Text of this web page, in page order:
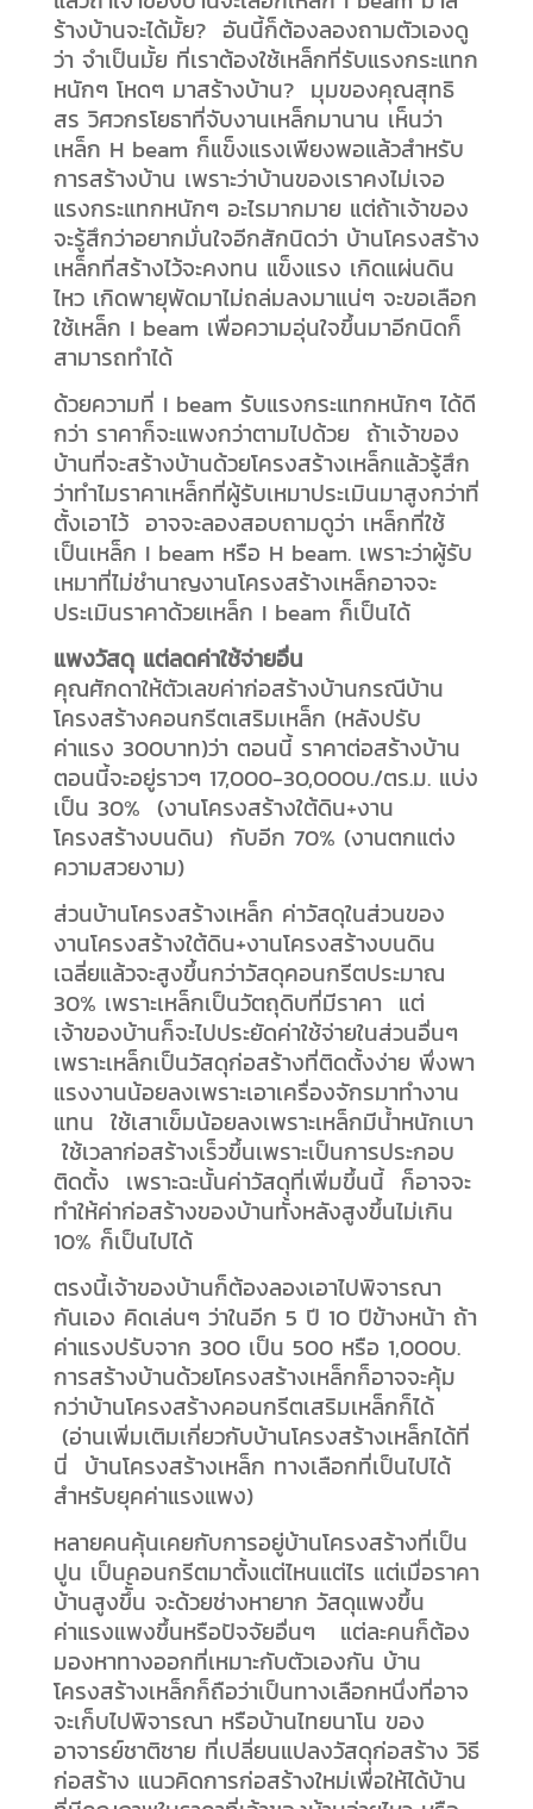
ร้างบ้านจะได้มั้ย? อันนี้ก็ต้องลองถามตัวเองดู
ว่า จำเป็นมั้ย ที่เราต้องใช้เหล็กที่รับแรงกระแทก
หนักๆ โหดๆ มาสร้างบ้าน? มุมของคุณสุทธิ
สร วิศวกรโยธาที่จับงานเหล็กมานาน เห็นว่า
เหล็ก H beam ก็แข็งแรงเพียงพอแล้วสำหรับ
การสร้างบ้าน เพราะว่าบ้านของเราคงไม่เจอ
แรงกระแทกหนักๆ อะไรมากมาย แต่ถ้าเจ้าของ
จะรู้สึกว่าอยากมั่นใจอีกสักนิดว่า บ้านโครงสร้าง
เหล็กที่สร้างไว้จะคงทน แข็งแรง เกิดแผ่นดิน
ไหว เกิดพายุพัดมาไม่ถล่มลงมาแน่ๆ จะขอเลือก
ใช้เหล็ก I beam เพื่อความอุ่นใจขึ้นมาอีกนิดก็
สามารถทำได้
ด้วยความที่ I beam รับแรงกระแทกหนักๆ ได้ดี
กว่า ราคาก็จะแพงกว่าตามไปด้วย ถ้าเจ้าของ
บ้านที่จะสร้างบ้านด้วยโครงสร้างเหล็กแล้วรู้สึก
ว่าทำไมราคาเหล็กที่ผู้รับเหมาประเมินมาสูงกว่าที่
ตั้งเอาไว้ อาจจะลองสอบถามดูว่า เหล็กที่ใช้
เป็นเหล็ก I beam หรือ H beam. เพราะว่าผู้รับ
เหมาที่ไม่ชำนาญงานโครงสร้างเหล็กอาจจะ
ประเมินราคาด้วยเหล็ก I beam ก็เป็นได้
แพงวัสดุ แต่ลดค่าใช้จ่ายอื่น
คุณศักดาให้ตัวเลขค่าก่อสร้างบ้านกรณีบ้าน
โครงสร้างคอนกรีตเสริมเหล็ก (หลังปรับ
ค่าแรง 300บาท)ว่า ตอนนี้ ราคาต่อสร้างบ้าน
ตอนนี้จะอยู่ราวๆ 17,000-30,000บ./ตร.ม. แบ่ง
เป็น 30% (งานโครงสร้างใต้ดิน+งาน
โครงสร้างบนดิน) กับอีก 70% (งานตกแต่ง
ความสวยงาม)
ส่วนบ้านโครงสร้างเหล็ก ค่าวัสดุในส่วนของ
งานโครงสร้างใต้ดิน+งานโครงสร้างบนดิน
เฉลี่ยแล้วจะสูงขึ้นกว่าวัสดุคอนกรีตประมาณ
30% เพราะเหล็กเป็นวัตถุดิบที่มีราคา แต่
เจ้าของบ้านก็จะไปประยัดค่าใช้จ่ายในส่วนอื่นๆ
เพราะเหล็กเป็นวัสดุก่อสร้างที่ติดตั้งง่าย พึ่งพา
แรงงานน้อยลงเพราะเอาเครื่องจักรมาทำงาน
แทน ใช้เสาเข็มน้อยลงเพราะเหล็กมีน้ำหนักเบา
ใช้เวลาก่อสร้างเร็วขึ้นเพราะเป็นการประกอบ
ติดตั้ง เพราะฉะนั้นค่าวัสดุที่เพิ่มขึ้นนี้ ก็อาจจะ
ทำให้ค่าก่อสร้างของบ้านทั้งหลังสูงขึ้นไม่เกิน
10% ก็เป็นไปได้
ตรงนี้เจ้าของบ้านก็ต้องลองเอาไปพิจารณา
กันเอง คิดเล่นๆ ว่าในอีก 5 ปี 10 ปีข้างหน้า ถ้า
ค่าแรงปรับจาก 300 เป็น 500 หรือ 1,000บ.
การสร้างบ้านด้วยโครงสร้างเหล็กก็อาจจะคุ้ม
กว่าบ้านโครงสร้างคอนกรีตเสริมเหล็กก็ได้
(อ่านเพิ่มเติมเกี่ยวกับบ้านโครงสร้างเหล็กได้ที่
นี่ บ้านโครงสร้างเหล็ก ทางเลือกที่เป็นไปได้
สำหรับยุคค่าแรงแพง)
หลายคนคุ้นเคยกับการอยู่บ้านโครงสร้างที่เป็น
ปูน เป็นคอนกรีตมาตั้งแต่ไหนแต่ไร แต่เมื่อราคา
บ้านสูงขึั้น จะด้วยช่างหายาก วัสดุแพงขึ้น
ค่าแรงแพงขึ้นหรือปัจจัยอื่นๆ แต่ละคนก็ต้อง
มองหาทางออกที่เหมาะกับตัวเองกัน บ้าน
โครงสร้างเหล็กก็ถือว่าเป็นทางเลือกหนึ่งที่อาจ
จะเก็บไปพิจารณา หรือบ้านไทยนาโน ของ
อาจารย์ชาติชาย ที่เปลี่ยนแปลงวัสดุก่อสร้าง วิธี
ก่อสร้าง แนวคิดการก่อสร้างใหม่เพื่อให้ได้บ้าน